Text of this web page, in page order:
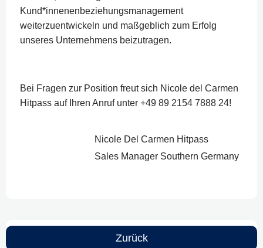
Zurück
Kund*innenenbeziehungsmanagement
weiterzuentwickeln und maßgeblich zum Erfolg
unseres Unternehmens beizutragen.
Bei Fragen zur Position freut sich Nicole del Carmen
Hitpass auf Ihren Anruf unter +49 89 2154 7888 24!
Nicole Del Carmen Hitpass
Sales Manager Southern Germany